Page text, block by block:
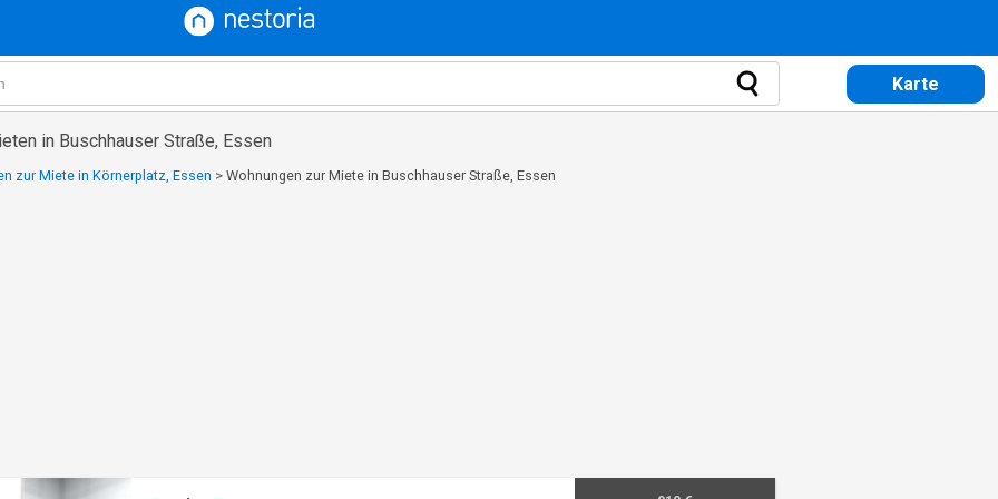
Karte
in Buschhauser Straße, Essen
zur Miete in Körnerplatz, Essen > Wohnungen zur Miete in Buschhauser Straße, Essen